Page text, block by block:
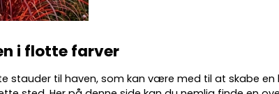
i flotte farver
stauder til haven, som kan være med til at skabe